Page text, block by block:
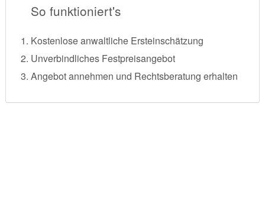
So funktioniert's
Kostenlose anwaltliche Ersteinschätzung
Unverbindliches Festpreisangebot
Angebot annehmen und Rechtsberatung erhalten